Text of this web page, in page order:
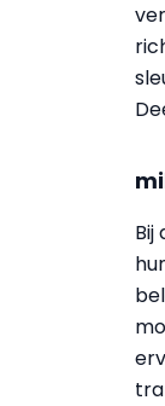
Bij